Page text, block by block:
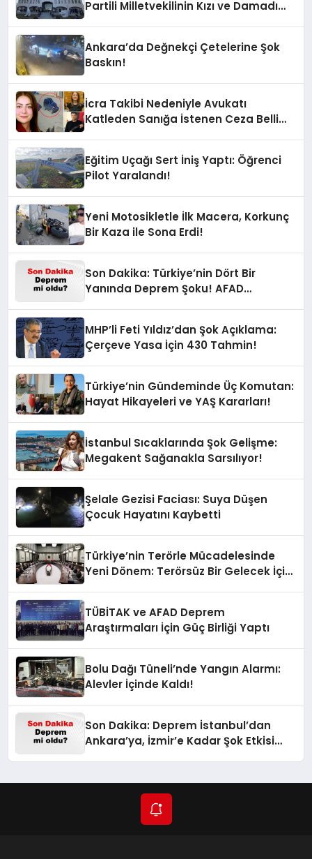
Partili Milletvekilinin Kızı ve Damadı
Ankara’da Değnekçi Çetelerine Şok
Baskın!
İcra Takibi Nedeniyle Avukatı
Katleden Sanığa İstenen Ceza Belli
Eğitim Uçağı Sert İniş Yaptı: Öğrenci
Pilot Yaralandı!
Yeni Motosikletle İlk Macera, Korkunç
Bir Kaza ile Sona Erdi!
Son Dakika: Türkiye’nin Dört Bir
Yanında Deprem Şoku! AFAD
MHP’li Feti Yıldız’dan Şok Açıklama:
Çerçeve Yasa İçin 430 Tahmin!
Türkiye’nin Gündeminde Üç Komutan:
Hayat Hikayeleri ve YAŞ Kararları!
İstanbul Sıcaklarında Şok Gelişme:
Megakent Sağanakla Sarsılıyor!
Şelale Gezisi Faciası: Suya Düşen
Çocuk Hayatını Kaybetti
Türkiye’nin Terörle Mücadelesinde
Yeni Dönem: Terörsüz Bir Gelecek İçin
TÜBİTAK ve AFAD Deprem
Araştırmaları İçin Güç Birliği Yaptı
Bolu Dağı Tüneli’nde Yangın Alarmı:
Alevler İçinde Kaldı!
Son Dakika: Deprem İstanbul’dan
Ankara’ya, İzmir’e Kadar Şok Etkisi